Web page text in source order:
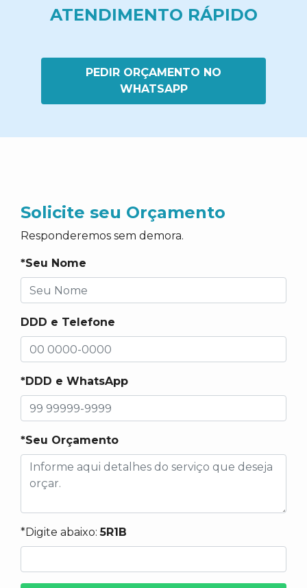
ATENDIMENTO RÁPIDO
PEDIR ORÇAMENTO NO
WHATSAPP
Solicite seu Orçamento
Responderemos sem demora.
*Seu Nome
DDD e Telefone
*DDD e WhatsApp
*Seu Orçamento
*Digite abaixo:5R1B